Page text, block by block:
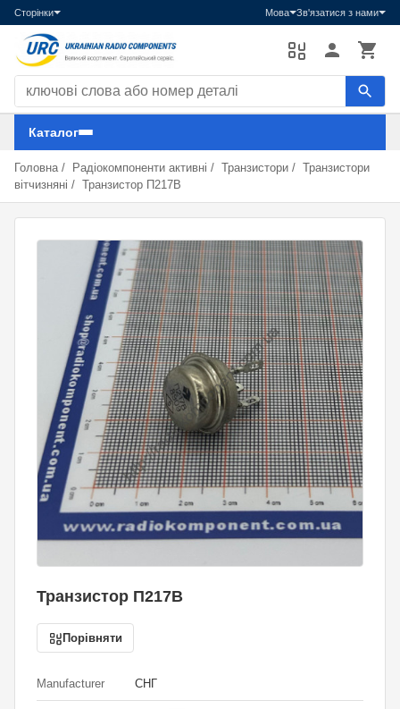
Сторінки Мова Зв'язатися з нами
Пошук компонентів
Каталог
Головна / Радіокомпоненти активні / Транзистори / Транзистори
вітчизняні / Транзистор П217В
Транзистор П217В
Порівняти
Manufacturer СНГ